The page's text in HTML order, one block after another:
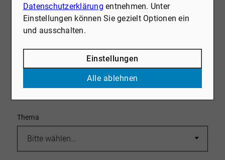
Maximale Verkaufsergebnisse durch
maßgeschneiderte Vermarktung
Komplettbetreuung von der ersten
Thema
Datenschutzerklärung entnehmen. Unter
Einstellungen können Sie gezielt Optionen ein
und ausschalten.
Einstellungen
Alle ablehnen